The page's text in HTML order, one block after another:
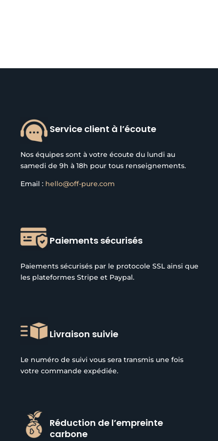
Service client à l’écoute
Nos équipes sont à votre écoute du lundi au
samedi de 9h à 18h pour tous renseignements.
Email : hello@off-pure.com
Paiements sécurisés
Paiements sécurisés par le protocole SSL ainsi que
les plateformes Stripe et Paypal.
Livraison suivie
Le numéro de suivi vous sera transmis une fois
votre commande expédiée.
Réduction de l’empreinte
carbone